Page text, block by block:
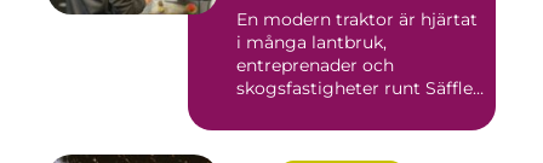
En modern traktor är hjärtat
i många lantbruk,
entreprenader och
skogsfastigheter runt Säffle.